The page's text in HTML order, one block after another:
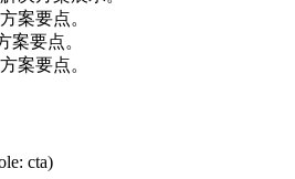
案要点。
案要点。
案要点。
cta)